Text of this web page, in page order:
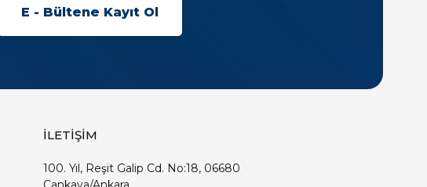
İLETİŞİM
100. Yıl, Reşit Galip Cd. No:18, 06680